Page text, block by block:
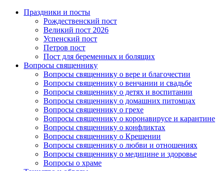
Праздники и посты
Рождественский пост
Великий пост 2026
Успенский пост
Петров пост
Пост для беременных и болящих
Вопросы священнику
Вопросы священнику о вере и благочестии
Вопросы священнику о венчании и свадьбе
Вопросы священнику о детях и воспитании
Вопросы священнику о домашних питомцах
Вопросы священнику о грехе
Вопросы священнику о коронавирусе и карантине
Вопросы священнику о конфликтах
Вопросы священнику о Крещении
Вопросы священнику о любви и отношениях
Вопросы священнику о медицине и здоровье
Вопросы о храме